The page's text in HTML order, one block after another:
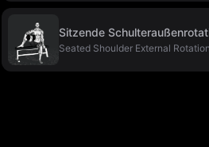
Sitzende
Seated Shoulder External Rotation